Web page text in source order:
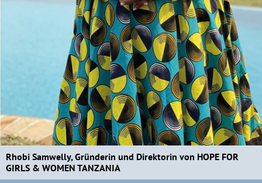
Rhobi Samwelly, Gründerin und Direktorin von HOPE FOR
GIRLS & WOMEN TANZANIA